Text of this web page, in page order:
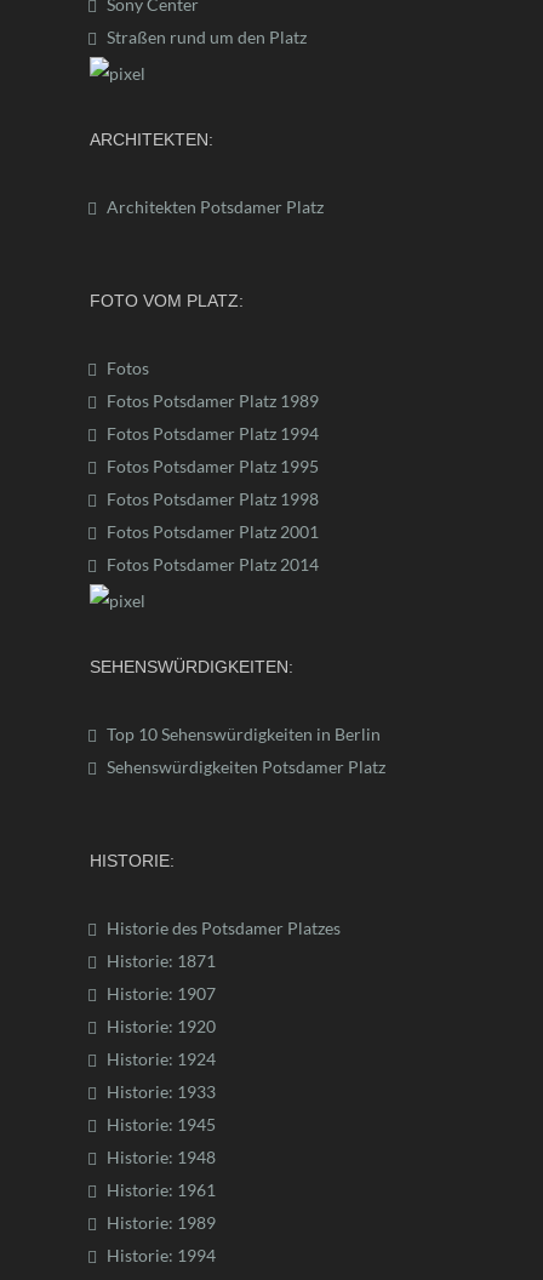
Straßen rund um den Platz
ARCHITEKTEN:
Architekten Potsdamer Platz
FOTO VOM PLATZ:
Fotos
Fotos Potsdamer Platz 1989
Fotos Potsdamer Platz 1994
Fotos Potsdamer Platz 1995
Fotos Potsdamer Platz 1998
Fotos Potsdamer Platz 2001
Fotos Potsdamer Platz 2014
SEHENSWÜRDIGKEITEN:
Top 10 Sehenswürdigkeiten in Berlin
Sehenswürdigkeiten Potsdamer Platz
HISTORIE:
Historie des Potsdamer Platzes
Historie: 1871
Historie: 1907
Historie: 1920
Historie: 1924
Historie: 1933
Historie: 1945
Historie: 1948
Historie: 1961
Historie: 1989
Historie: 1994